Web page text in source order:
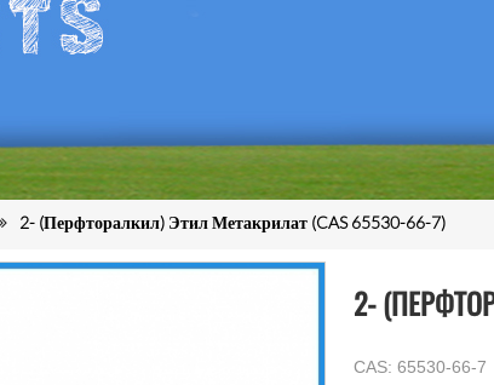
2- (перфторалкил) Этил Метакрилат (CAS 65530-66-7)
2-
CAS: 65530-66-7